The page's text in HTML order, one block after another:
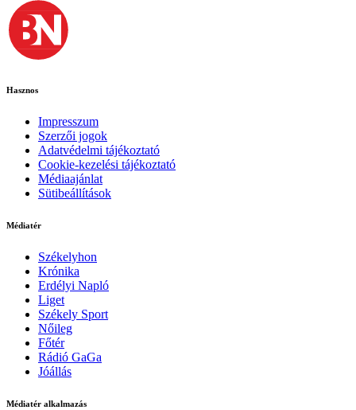
Hasznos
Impresszum
Szerzői jogok
Adatvédelmi tájékoztató
Cookie-kezelési tájékoztató
Médiaajánlat
Sütibeállítások
Médiatér
Székelyhon
Krónika
Erdélyi Napló
Liget
Székely Sport
Nőileg
Főtér
Rádió GaGa
Jóállás
Médiatér alkalmazás